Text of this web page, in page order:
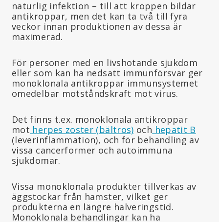
naturlig infektion – till att kroppen bildar
antikroppar, men det kan ta två till fyra
veckor innan produktionen av dessa är
maximerad.
För personer med en livshotande sjukdom
eller som kan ha nedsatt immunförsvar ger
monoklonala antikroppar immunsystemet
omedelbar motståndskraft mot virus.
Det finns t.ex. monoklonala antikroppar
mot herpes zoster (bältros) och hepatit B
(leverinflammation), och för behandling av
vissa cancerformer och autoimmuna
sjukdomar.
Vissa monoklonala produkter tillverkas av
äggstockar från hamster, vilket ger
produkterna en längre halveringstid.
Monoklonala behandlingar kan ha